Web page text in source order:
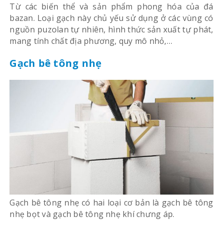
Từ các biến thể và sản phẩm phong hóa của đá
bazan. Loại gạch này chủ yếu sử dụng ở các vùng có
nguồn puzolan tự nhiên, hình thức sản xuất tự phát,
mang tính chất địa phương, quy mô nhỏ,…
Gạch bê tông nhẹ
Gạch bê tông nhẹ có hai loại cơ bản là gạch bê tông
nhẹ bọt và gạch bê tông nhẹ khí chưng áp.